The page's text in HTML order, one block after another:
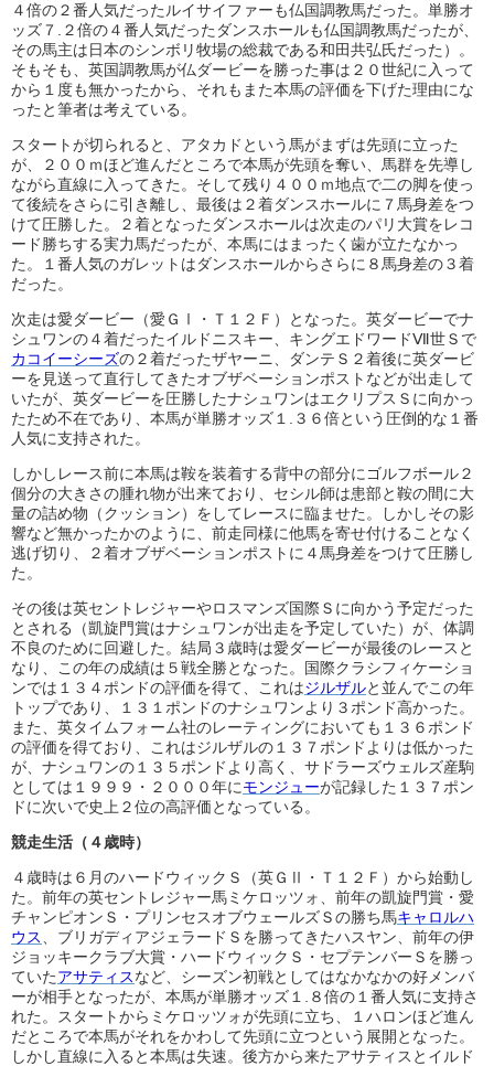
４倍の２番人気だったルイサイファーも仏国調教馬だった。単勝オ
ッズ７.２倍の４番人気だったダンスホールも仏国調教馬だったが、
その馬主は日本のシンボリ牧場の総裁である和田共弘氏だった）。
そもそも、英国調教馬が仏ダービーを勝った事は２０世紀に入って
から１度も無かったから、それもまた本馬の評価を下げた理由にな
ったと筆者は考えている。
スタートが切られると、アタカドという馬がまずは先頭に立った
が、２００ｍほど進んだところで本馬が先頭を奪い、馬群を先導し
ながら直線に入ってきた。そして残り４００ｍ地点で二の脚を使っ
て後続をさらに引き離し、最後は２着ダンスホールに７馬身差をつ
けて圧勝した。２着となったダンスホールは次走のパリ大賞をレコ
ード勝ちする実力馬だったが、本馬にはまったく歯が立たなかっ
た。１番人気のガレットはダンスホールからさらに８馬身差の３着
だった。
次走は愛ダービー（愛ＧⅠ・Ｔ１２Ｆ）となった。英ダービーでナ
シュワンの４着だったイルドニスキー、キングエドワードⅦ世Ｓで
カコイーシーズの２着だったザヤーニ、ダンテＳ２着後に英ダービ
ーを見送って直行してきたオブザベーションポストなどが出走して
いたが、英ダービーを圧勝したナシュワンはエクリプスＳに向かっ
たため不在であり、本馬が単勝オッズ１.３６倍という圧倒的な１番
人気に支持された。
しかしレース前に本馬は鞍を装着する背中の部分にゴルフボール２
個分の大きさの腫れ物が出来ており、セシル師は患部と鞍の間に大
量の詰め物（クッション）をしてレースに臨ませた。しかしその影
響など無かったかのように、前走同様に他馬を寄せ付けることなく
逃げ切り、２着オブザベーションポストに４馬身差をつけて圧勝し
た。
その後は英セントレジャーやロスマンズ国際Ｓに向かう予定だった
とされる（凱旋門賞はナシュワンが出走を予定していた）が、体調
不良のために回避した。結局３歳時は愛ダービーが最後のレースと
なり、この年の成績は５戦全勝となった。国際クラシフィケーショ
ンでは１３４ポンドの評価を得て、これはジルザルと並んでこの年
トップであり、１３１ポンドのナシュワンより３ポンド高かった。
また、英タイムフォーム社のレーティングにおいても１３６ポンド
の評価を得ており、これはジルザルの１３７ポンドよりは低かった
が、ナシュワンの１３５ポンドより高く、サドラーズウェルズ産駒
としては１９９９・２０００年にモンジューが記録した１３７ポン
ドに次いで史上２位の高評価となっている。
競走生活（４歳時）
４歳時は６月のハードウィックＳ（英ＧⅡ・Ｔ１２Ｆ）から始動し
た。前年の英セントレジャー馬ミケロッツォ、前年の凱旋門賞・愛
チャンピオンＳ・プリンセスオブウェールズＳの勝ち馬キャロルハ
ウス
、ブリガディアジェラードＳを勝ってきたハスヤン、前年の伊
ジョッキークラブ大賞・ハードウィックＳ・セプテンバーＳを勝っ
ていたアサティスなど、シーズン初戦としてはなかなかの好メンバ
ーが相手となったが、本馬が単勝オッズ１.８倍の１番人気に支持さ
れた。スタートからミケロッツォが先頭に立ち、１ハロンほど進ん
だところで本馬がそれをかわして先頭に立つという展開となった。
しかし直線に入ると本馬は失速。後方から来たアサティスとイルド